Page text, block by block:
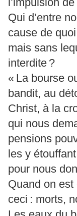
Qui d’entre
cause de
mais sans
interdite ?
« La bourse
bandit, au
Christ, à la
qui nous
pensions
les y
pour nous
Quand on
ceci : morts,